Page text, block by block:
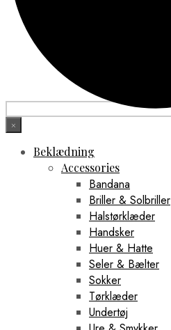
×
Beklædning
Accessories
Bandana
Briller & Solbriller
Halstørklæder
Handsker
Huer & Hatte
Seler & Bælter
Sokker
Tørklæder
Undertøj